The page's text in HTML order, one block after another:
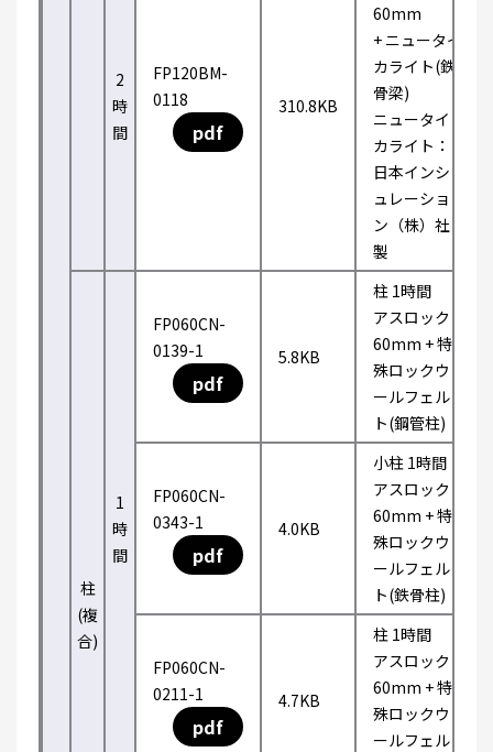
2
時
間
FP120BM-
0118
pdf
310.8KB
60mm
+ ニュータイ
カライト(鉄
骨梁)
ニュータイ
カライト：
日本インシ
ュレーショ
ン（株）社
製
柱
(複
合)
1
時
間
FP060CN-
0139-1
pdf
5.8KB
柱 1時間
アスロック
60mm + 特
殊ロックウ
ールフェル
ト(鋼管柱)
FP060CN-
0343-1
pdf
4.0KB
小柱 1時間
アスロック
60mm + 特
殊ロックウ
ールフェル
ト(鉄骨柱)
FP060CN-
0211-1
pdf
4.7KB
柱 1時間
アスロック
60mm + 特
殊ロックウ
ールフェル